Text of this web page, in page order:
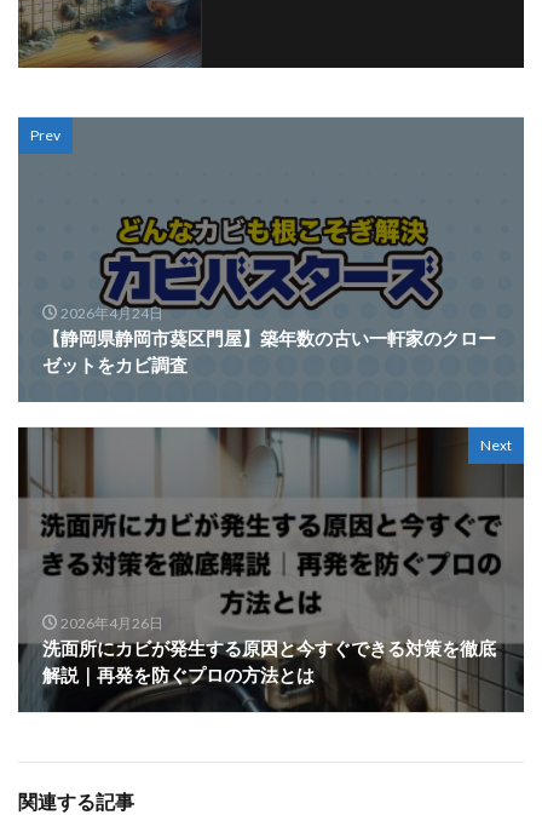
Prev
2026年4月24日
【静岡県静岡市葵区門屋】築年数の古い一軒家のクロー
ゼットをカビ調査
Next
2026年4月26日
洗面所にカビが発生する原因と今すぐできる対策を徹底
解説｜再発を防ぐプロの方法とは
関連する記事